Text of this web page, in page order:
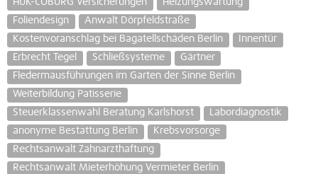
HUK-COBURG Versicherungen
Heizungswartung
Foliendesign
Anwalt Dörpfeldstraße
Kostenvoranschlag bei Bagatellschäden Berlin
Innentür
Erbrecht Tegel
Schließsysteme
Gärtner
Fledermausführungen im Garten der Sinne Berlin
Weiterbildung Patisserie
Steuerklassenwahl Beratung Karlshorst
Labordiagnostik
anonyme Bestattung Berlin
Krebsvorsorge
Rechtsanwalt Zahnarzthaftung
Rechtsanwalt Mieterhöhung Vermieter Berlin